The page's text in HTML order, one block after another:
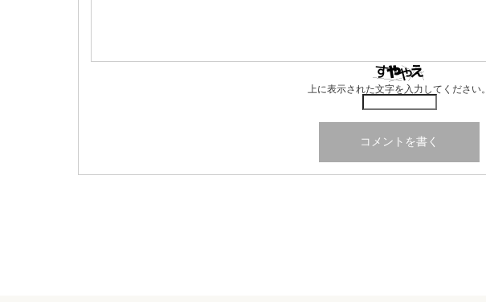
上に表示された文字を入力してください。